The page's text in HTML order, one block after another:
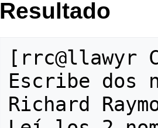
Resultado
[rrc@llawyr
Escribe dos
Richard